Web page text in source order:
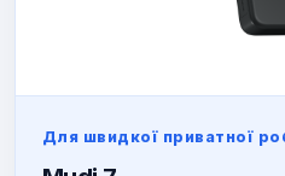
Для швидкої приватної